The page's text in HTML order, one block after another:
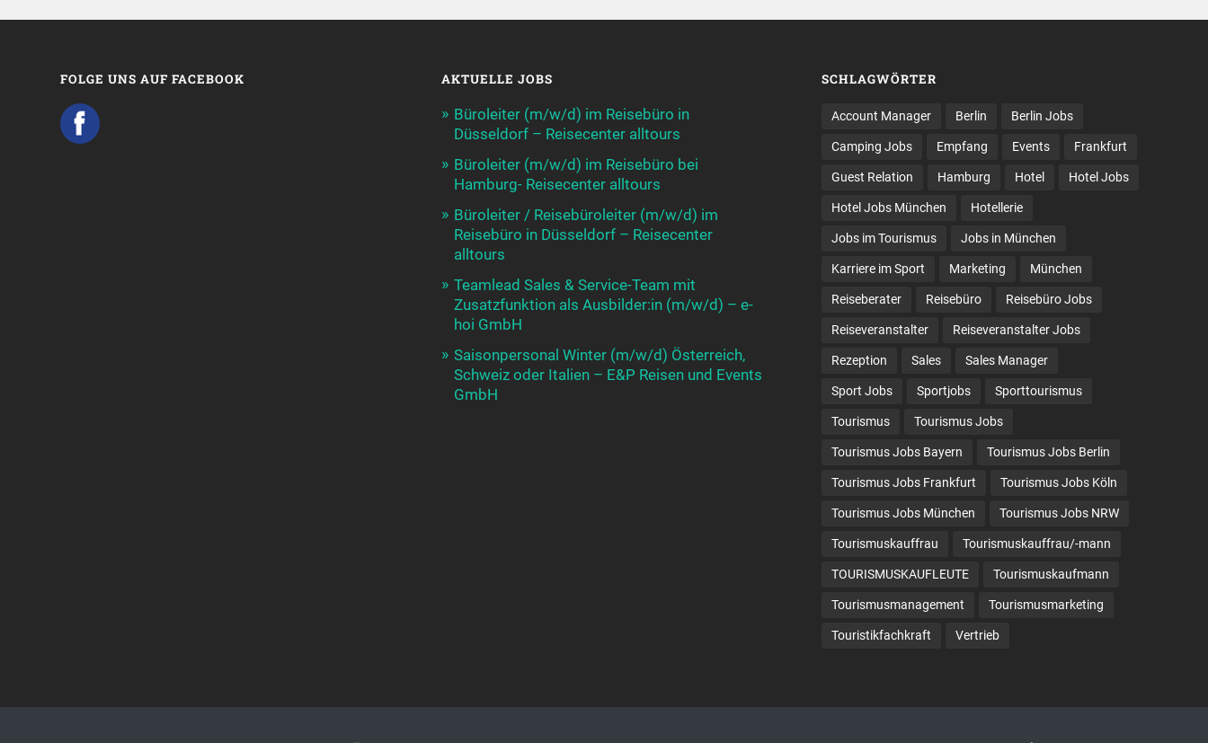
FOLGE UNS AUF FACEBOOK AKTUELLE JOBS
Büroleiter (m/w/d) im Reisebüro in
Düsseldorf – Reisecenter alltours
Büroleiter (m/w/d) im Reisebüro bei
Hamburg- Reisecenter alltours
Büroleiter / Reisebüroleiter (m/w/d) im
Reisebüro in Düsseldorf – Reisecenter
alltours
Teamlead Sales & Service-Team mit
Zusatzfunktion als Ausbilder:in (m/w/d) – e-
hoi GmbH
Saisonpersonal Winter (m/w/d) Österreich,
Schweiz oder Italien – E&P Reisen und Events
GmbH
SCHLAGWÖRTER
Account Manager Berlin Berlin Jobs
Camping Jobs Empfang Events Frankfurt
Guest Relation Hamburg Hotel Hotel Jobs
Hotel Jobs München Hotellerie
Jobs im Tourismus Jobs in München
Karriere im Sport Marketing München
Reiseberater Reisebüro Reisebüro Jobs
Reiseveranstalter Reiseveranstalter Jobs
Rezeption Sales Sales Manager
Sport Jobs Sportjobs Sporttourismus
Tourismus Tourismus Jobs
Tourismus Jobs Bayern Tourismus Jobs Berlin
Tourismus Jobs Frankfurt Tourismus Jobs Köln
Tourismus Jobs München Tourismus Jobs NRW
Tourismuskauffrau Tourismuskauffrau/-mann
TOURISMUSKAUFLEUTE Tourismuskaufmann
Tourismusmanagement Tourismusmarketing
Touristikfachkraft Vertrieb